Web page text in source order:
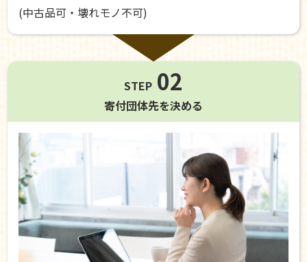
(中古品可・壊れモノ不可)
STEP 02
寄付団体先を決める